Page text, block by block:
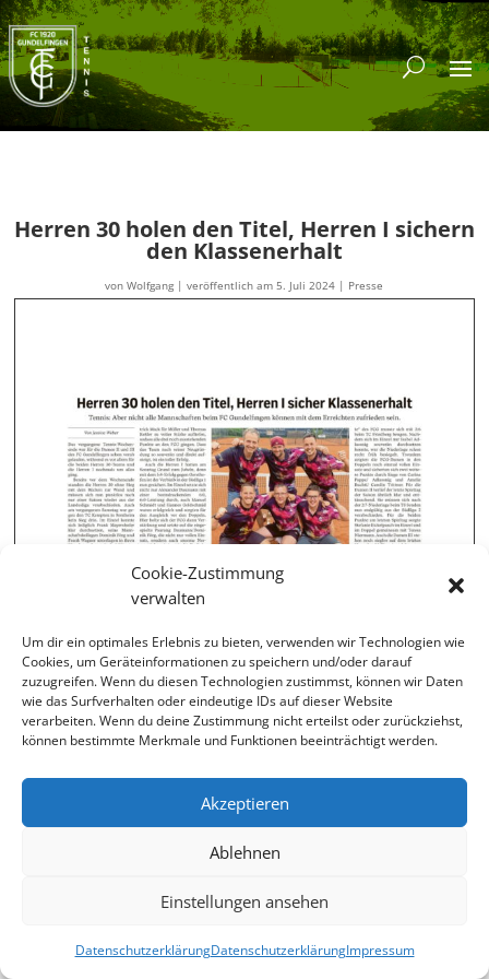
Cookie-Zustimmung
verwalten
Um dir ein optimales Erlebnis zu bieten, verwenden wir Technologien wie
Cookies, um Geräteinformationen zu speichern und/oder darauf
zuzugreifen. Wenn du diesen Technologien zustimmst, können wir Daten
wie das Surfverhalten oder eindeutige IDs auf dieser Website
verarbeiten. Wenn du deine Zustimmung nicht erteilst oder zurückziehst,
können bestimmte Merkmale und Funktionen beeinträchtigt werden.
Akzeptieren
Ablehnen
Einstellungen ansehen
DatenschutzerklärungDatenschutzerklärungImpressum
Herren 30 holen den Titel, Herren I sichern
den Klassenerhalt
vonWolfgang |veröffentlich am 5. Juli 2024 | Presse
Quelle: Donauzeitung vom 05.07.2024
Impressum•Datenschutz•Sitemap